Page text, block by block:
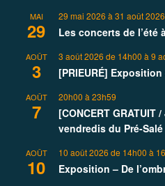
MAI
29
29 mai 2026 à 31 août 2026
Les concerts de l’été
AOÛT
3
3 août 2026 de 14h00 à 9
[PRIEURÉ] Exposition
AOÛT
7
20h00 à 23h59
[CONCERT GRATUIT
vendredis du Pré-Salé
AOÛT
10
10 août 2026 de 14h00 à
Exposition – De